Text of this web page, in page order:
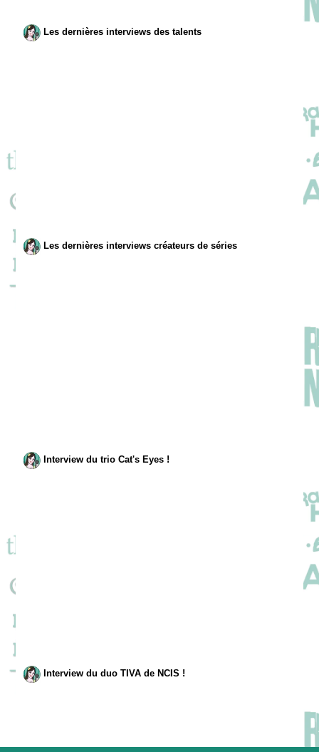
Les dernières interviews des talents
Les dernières interviews créateurs de séries
Interview du trio Cat's Eyes !
Interview du duo TIVA de NCIS !